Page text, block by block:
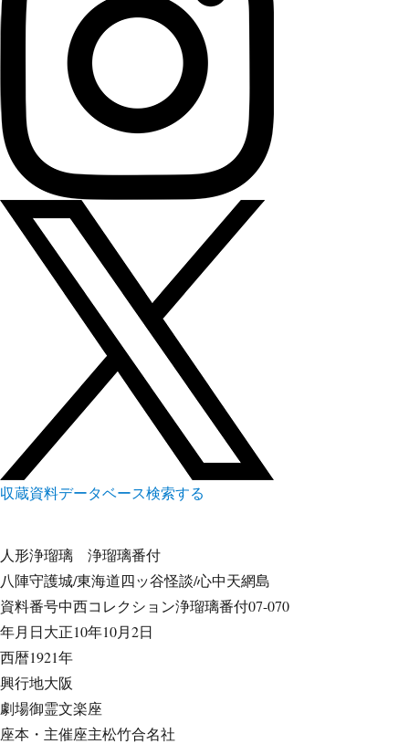
収蔵資料データベース検索する
人形浄瑠璃 浄瑠璃番付
八陣守護城/東海道四ッ谷怪談/心中天網島
資料番号中西コレクション浄瑠璃番付07-070
年月日大正10年10月2日
西暦1921年
興行地大阪
劇場御霊文楽座
座本・主催座主松竹合名社